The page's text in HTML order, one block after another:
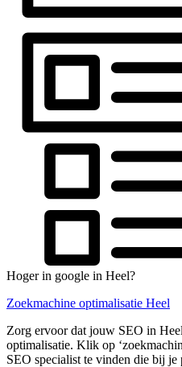
Hoger in google in Heel?
Zoekmachine optimalisatie Heel
Zorg ervoor dat jouw SEO in
optimalisatie. Klik op
SEO specialist te vinden die bij je